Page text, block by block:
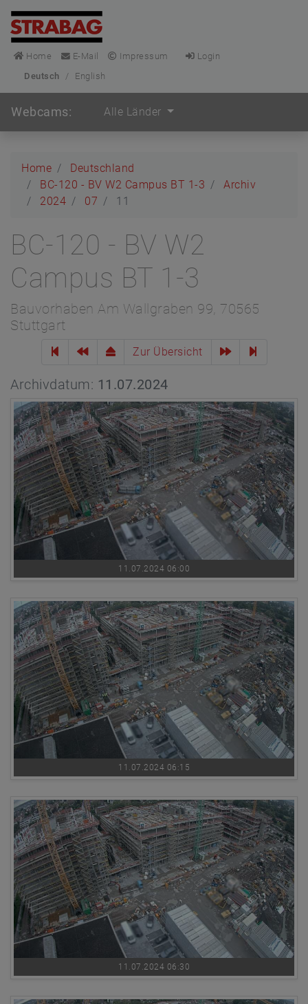
Home E-Mail Impressum
Login
Deutsch
/ English
Webcams: Alle Länder
Home
Deutschland
BC-120 - BV W2 Campus BT 1-3
Archiv
2024
07 11
BC-120 - BV W2
Campus BT 1-3
Bauvorhaben Am Wallgraben 99, 70565
Stuttgart
Zur Übersicht
Archivdatum: 11.07.2024
11.07.2024 06:00
11.07.2024 06:15
11.07.2024 06:30